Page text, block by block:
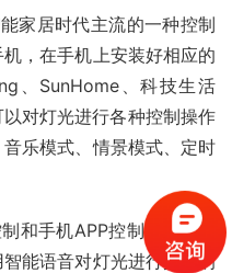
家居时代主流的一种控制
，在手机上安装好相应的
、SunHome、科技生活
对灯光进行各种控制操作
乐模式、情景模式、定时
和手机APP控制是智能家
能语音对灯光进行控制的